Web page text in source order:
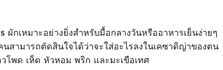
กเหมาะอย่างยิ่งสําหรับมื้อกลางวันหรืออาหารเย็นง่ายๆ
ามารถตัดสินใจได้ว่าจะใส่อะไรลงในเคซาดิญ่าของตน
โพด เห็ด หัวหอม พริก และมะเขือเทศ